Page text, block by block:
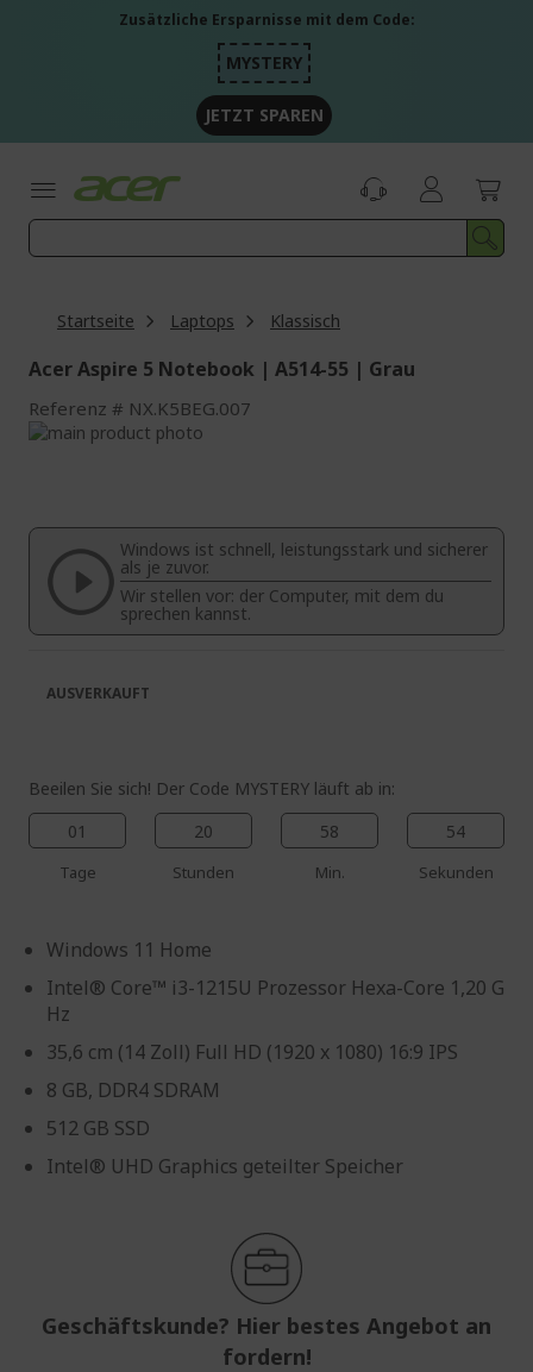
Zusätzliche Ersparnisse mit dem Code:
MYSTERY
JETZT SPAREN
Startseite Laptops Klassisch
Acer Aspire 5 Notebook | A514-55 | Grau
Referenz NX.K5BEG.007
Zum
springen
Bildgalerie
springen
Windows ist schnell, leistungsstark und sicherer
als je zuvor.
Wir stellen vor: der Computer, mit dem du
sprechen kannst.
Beeilen Sie sich! Der Code MYSTERY läuft ab in:
01
Tage
20
Stunden
58
Min.
54
Sekunden
Windows 11 Home
Intel® Core™ i3-1215U Prozessor Hexa-Core 1,20 G
Hz
35,6 cm (14 Zoll) Full HD (1920 x 1080) 16:9 IPS
8 GB, DDR4 SDRAM
512 GB SSD
Intel® UHD Graphics geteilter Speicher
Geschäftskunde? Hier bestes Angebot an
fordern!
AUSVERKAUFT